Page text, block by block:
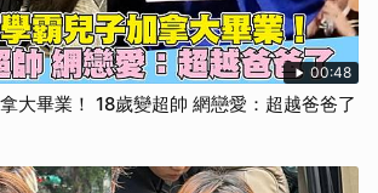
00:48
大畢業！ 18歲變超帥 網戀愛：超越爸爸了